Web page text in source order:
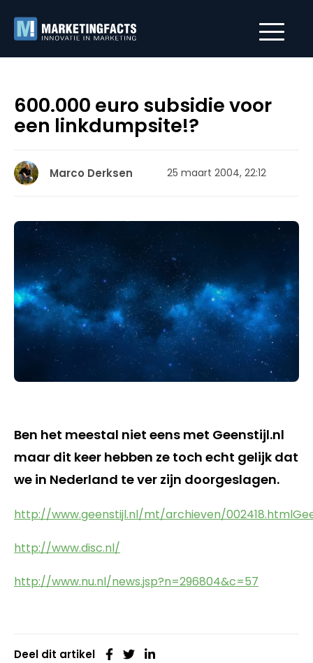
600.000 euro subsidie voor
een linkdumpsite!?
Marco Derksen 25 maart 2004, 22:12
Ben het meestal niet eens met Geenstijl.nl
maar dit keer hebben ze toch echt gelijk dat
we in Nederland te ver zijn doorgeslagen.
http://www.geenstijl.nl/mt/archieven/
http://www.disc.nl/
http://www.nu.nl/news.jsp?n=296804&c=57
Deel dit artikel